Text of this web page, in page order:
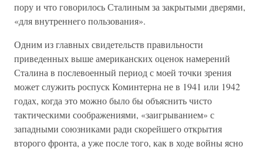
пору и что говорилось Сталиным за закрытыми дверями,
«для внутреннего пользования».
Одним из главных свидетельств правильности
приведенных выше американских оценок намерений
Сталина в послевоенный период с моей точки зрения
может служить роспуск Коминтерна не в 1941 или 1942
годах, когда это можно было бы объяснить чисто
тактическими соображениями, «заигрыванием» с
западными союзниками ради скорейшего открытия
второго фронта, а уже после того, как в ходе войны ясно